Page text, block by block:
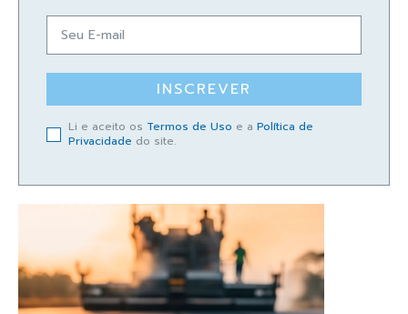
INSCREVER
Li e aceito os Termos de Uso e a Política de
Privacidade do site.